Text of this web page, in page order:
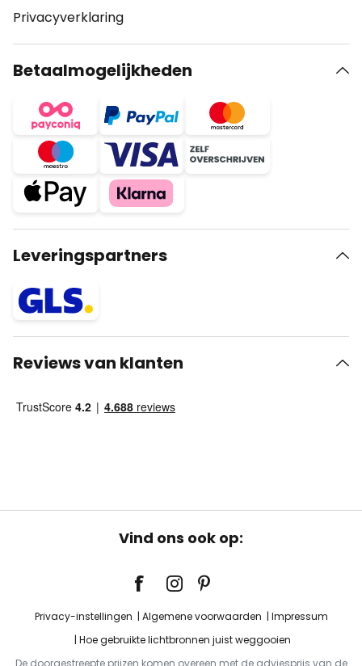
Privacyverklaring
Betaalmogelijkheden
Leveringspartners
Reviews van klanten
Vind ons ook op:
Privacy-instellingen Algemene voorwaarden
Impressum
Hoe gebruikte lichtbronnen juist weggooien
De doorgestreepte prijzen komen overeen met de adviesprijs van de